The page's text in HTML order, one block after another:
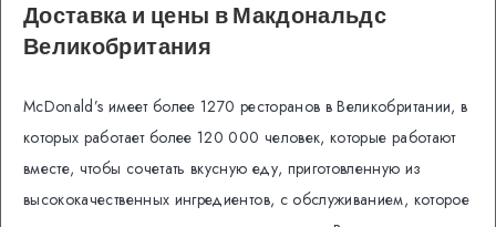
Доставка и цены в Макдональдс
Великобритания
McDonald’s имеет более 1270 ресторанов в Великобритании, в
которых работает более 120 000 человек, которые работают
вместе, чтобы сочетать вкусную еду, приготовленную из
высококачественных ингредиентов, с обслуживанием, которое